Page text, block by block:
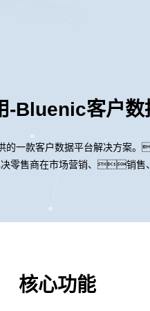
-Bluenic客户数
的一款客户数据平台解决方
零售商在市场营销、销
核心功能